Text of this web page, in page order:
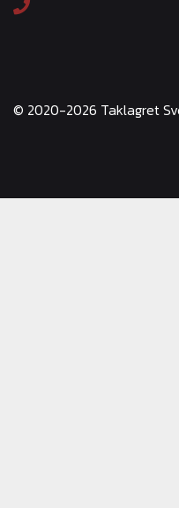
© 2020-2026 Taklagret